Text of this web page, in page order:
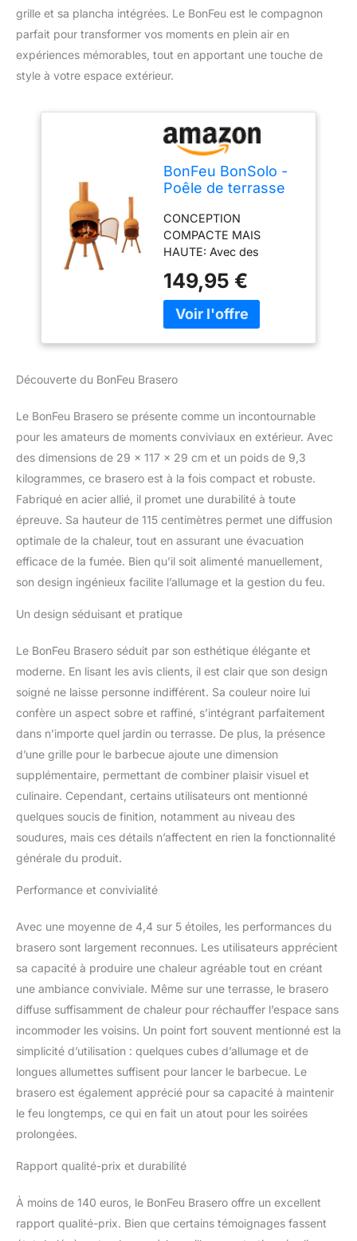
grille et sa plancha intégrées. Le BonFeu est le compagnon
parfait pour transformer vos moments en plein air en
expériences mémorables, tout en apportant une touche de
style à votre espace extérieur.
BonFeu BonSolo -
Poêle de terrasse
Cheminée de jardin
d'extérieur - Avec
grille de cuisson -
34 x 34 x 124 cm
CONCEPTION
COMPACTE MAIS
HAUTE: Avec des
34x34x124 cm, le
BonSolo est un foyer
mince et peu
EN DEUX FINITIONS
est disponible en finition
NOIRE moderne ou en
ROUILLE rustique,
styles de jardin.
ACCESSOIRES INCLUS:
Le BonSolo est livré avec
une GRILLE DE CUISSON
permettant de faire un
barbecue et de gérer le
ET RÉSISTANT À LA
ACIER durable,
garantissant une longue
durée de vie et résistant
élevées. UTILISATION
POLYVALENTE: En plus
de générer de la chaleur,
le BonSolo est parfait
grâce à la GRILLE DE
CUISSON fournie.
149,95 €
Découverte du BonFeu Brasero
Le BonFeu Brasero se présente comme un incontournable
pour les amateurs de moments conviviaux en extérieur. Avec
des dimensions de 29 x 117 x 29 cm et un poids de 9,3
kilogrammes, ce brasero est à la fois compact et robuste.
Fabriqué en acier allié, il promet une durabilité à toute
épreuve. Sa hauteur de 115 centimètres permet une diffusion
optimale de la chaleur, tout en assurant une évacuation
efficace de la fumée. Bien qu’il soit alimenté manuellement,
son design ingénieux facilite l’allumage et la gestion du feu.
Un design séduisant et pratique
Le BonFeu Brasero séduit par son esthétique élégante et
moderne. En lisant les avis clients, il est clair que son design
soigné ne laisse personne indifférent. Sa couleur noire lui
confère un aspect sobre et raffiné, s’intégrant parfaitement
dans n’importe quel jardin ou terrasse. De plus, la présence
d’une grille pour le barbecue ajoute une dimension
supplémentaire, permettant de combiner plaisir visuel et
culinaire. Cependant, certains utilisateurs ont mentionné
quelques soucis de finition, notamment au niveau des
soudures, mais ces détails n’affectent en rien la fonctionnalité
générale du produit.
Performance et convivialité
Avec une moyenne de 4,4 sur 5 étoiles, les performances du
brasero sont largement reconnues. Les utilisateurs apprécient
sa capacité à produire une chaleur agréable tout en créant
une ambiance conviviale. Même sur une terrasse, le brasero
diffuse suffisamment de chaleur pour réchauffer l’espace sans
incommoder les voisins. Un point fort souvent mentionné est la
simplicité d’utilisation : quelques cubes d’allumage et de
longues allumettes suffisent pour lancer le barbecue. Le
brasero est également apprécié pour sa capacité à maintenir
le feu longtemps, ce qui en fait un atout pour les soirées
prolongées.
Rapport qualité-prix et durabilité
À moins de 140 euros, le BonFeu Brasero offre un excellent
rapport qualité-prix. Bien que certains témoignages fassent